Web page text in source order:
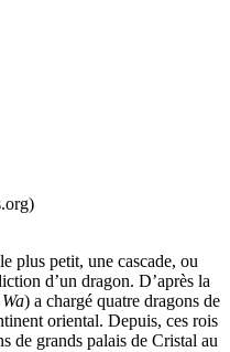
plus petit, une cascade, ou
d’un dragon. D’après la
) a chargé quatre dragons de
oriental. Depuis, ces rois
de grands palais de Cristal au